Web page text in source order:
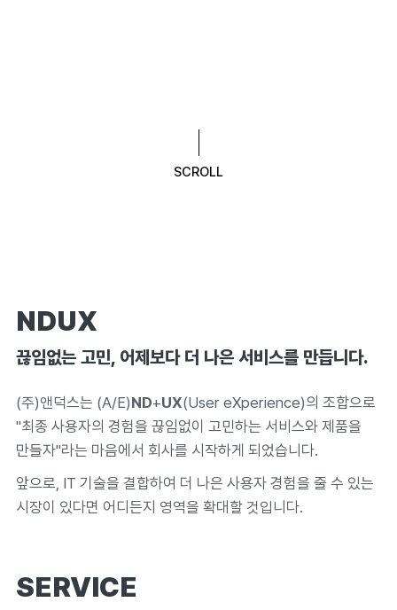
SCROLL
NDUX
끊임없는 고민, 어제보다 더 나은 서비스를 만듭니다.
(주)앤덕스는 (A/E)ND+UX(User eXperience)의 조합으로
"최종 사용자의 경험을 끊임없이 고민하는 서비스와 제품을
만들자"라는 마음에서 회사를 시작하게 되었습니다.
앞으로, IT 기술을 결합하여 더 나은 사용자 경험을 줄 수 있는
시장이 있다면 어디든지 영역을 확대할 것입니다.
SERVICE